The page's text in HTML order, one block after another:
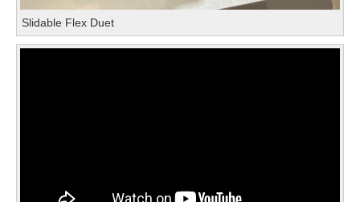
Slidable Flex Duet